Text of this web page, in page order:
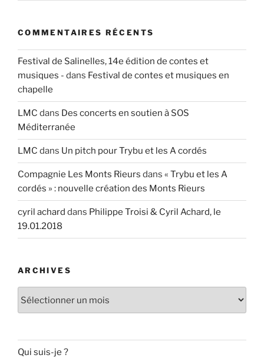
COMMENTAIRES RÉCENTS
Festival de Salinelles, 14e édition de contes et
musiques - dans Festival de contes et musiques en
chapelle
LMC dans Des concerts en soutien à SOS
Méditerranée
LMC dans Un pitch pour Trybu et les A cordés
Compagnie Les Monts Rieurs dans « Trybu et les A
cordés » : nouvelle création des Monts Rieurs
cyril achard dans Philippe Troisi & Cyril Achard, le
19.01.2018
ARCHIVES
Qui suis-je ?